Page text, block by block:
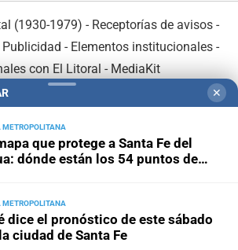
(1930-1979) - Receptorías de avisos -
- Elementos institucionales-
con El Litoral - MediaKit
En Asociación con:
✕
METROPOLITANA
que protege a Santa Fe del
dónde están los 54 puntos de
METROPOLITANA
dice el pronóstico de este sábado
ciudad de Santa Fe